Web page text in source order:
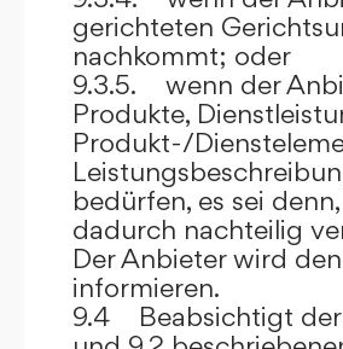
gerichteten
nachkommt; oder
9.3.5. wenn der
Produkte,
Produkt-/
bedürfen, es sei
dadurch nachteilig
Der Anbieter wird
informieren.
9.4 Beabsichtigt der